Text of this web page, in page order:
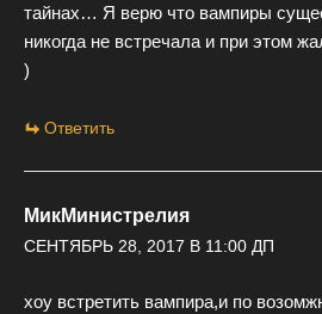
тайнах… Я верю что вампиры
никогда не встречала и при этом
)
Ответить
МикМинистрелия
СЕНТЯБРЬ 28, 2017 В 11:00 ДП
хоу встретить вампира,и по